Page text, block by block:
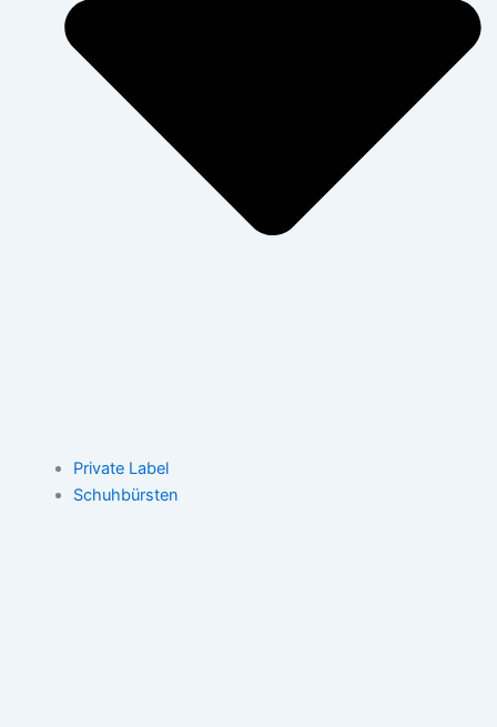
Private Label
Schuhbürsten